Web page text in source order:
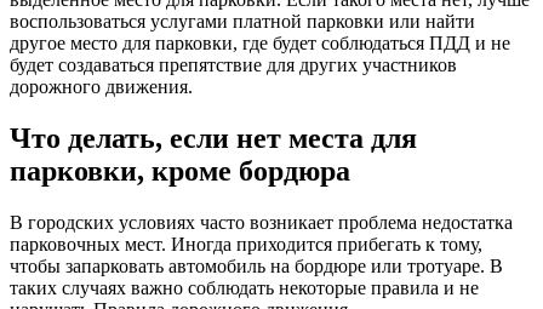
воспользоваться услугами платной парковки или найти
другое место для парковки, где будет соблюдаться ПДД и не
будет создаваться препятствие для других участников
дорожного движения.
Что делать, если нет места для
парковки, кроме бордюра
В городских условиях часто возникает проблема недостатка
парковочных мест. Иногда приходится прибегать к тому,
чтобы запарковать автомобиль на бордюре или тротуаре. В
таких случаях важно соблюдать некоторые правила и не